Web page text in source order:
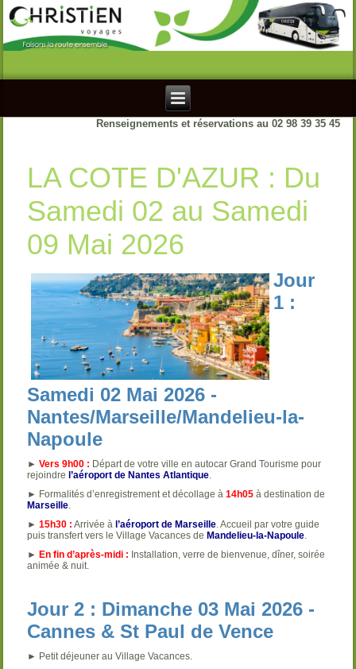
Renseignements et réservations au 02 98 39 35 45
LA COTE D'AZUR : Du
Samedi 02 au Samedi
09 Mai 2026
Jour
1 :
Samedi 02 Mai 2026 -
Nantes/Marseille/Mandelieu-la-
Napoule
►Vers 9h00 : Départ de votre ville en autocar Grand Tourisme pour
rejoindre l’aéroport de Nantes Atlantique.
► Formalités d’enregistrement et décollage à14h05 à destination de
Marseille.
►15h30 : Arrivée à l’aéroport de Marseille. Accueil par votre guide
puis transfert vers le Village Vacances de Mandelieu-la-Napoule.
► En fin d’après-midi : Installation, verre de bienvenue, dîner, soirée
animée & nuit.
Jour 2 : Dimanche 03 Mai 2026 -
Cannes & St Paul de Vence
► Petit déjeuner au Village Vacances.